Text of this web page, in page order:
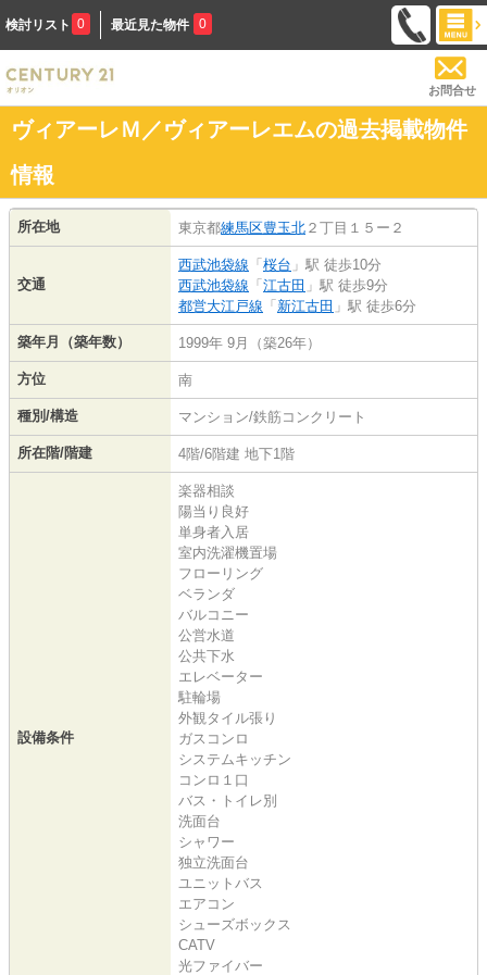
検討リスト 0 最近見た物件 0
お問合せ
ヴィアーレＭ／ヴィアーレエムの過去掲載物件
情報
所在地 東京都練馬区豊玉北 ２丁目１５ー２
交通
西武池袋線 「 桜台 」駅 徒歩10分
西武池袋線 「 江古田 」駅 徒歩9分
都営大江戸線 「 新江古田 」駅 徒歩6分
築年月（築年数） 1999年 9月（築26年）
方位 南
種別/構造 マンション/鉄筋コンクリート
所在階/階建 4階/6階建 地下1階
設備条件
楽器相談
陽当り良好
単身者入居
室内洗濯機置場
フローリング
ベランダ
バルコニー
公営水道
公共下水
エレベーター
駐輪場
外観タイル張り
ガスコンロ
システムキッチン
コンロ１口
バス・トイレ別
洗面台
シャワー
独立洗面台
ユニットバス
エアコン
シューズボックス
CATV
光ファイバー